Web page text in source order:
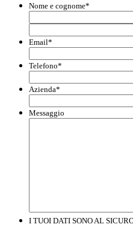
Nome e cognome*
Email*
Telefono*
Azienda*
Messaggio
I TUOI DATI SONO AL